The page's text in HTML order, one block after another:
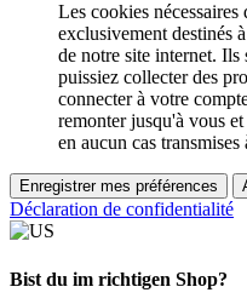
Les cookies
exclusivement destinés
de notre site internet. Ils
puissiez collecter des
connecter à votre
remonter jusqu'à vous
en aucun cas transmises
Enregistrer mes préférences
Déclaration de confidentialité
Bist du im richtigen Shop?